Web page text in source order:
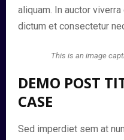
aliquam. In auctor
dictum et consectetur
This is an image
DEMO POST
CASE
Sed imperdiet sem at